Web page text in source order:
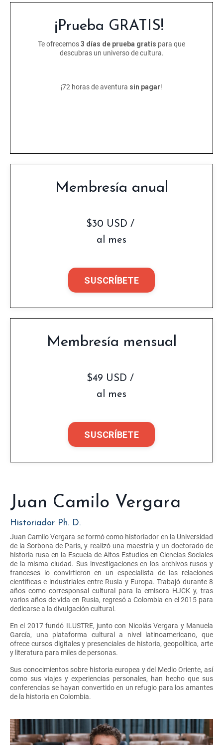
¡Prueba GRATIS!
Te ofrecemos3 días de prueba gratis para que
descubras un universo de cultura.
¡72 horas de aventura sin pagar!
Membresía anual
$30 USD /
al mes
SUSCRÍBETE
Membresía mensual
$49 USD /
al mes
SUSCRÍBETE
Juan Camilo Vergara
Historiador Ph. D.
Juan Camilo Vergara se formó como historiador en la Universidad
de la Sorbona de París, y realizó una maestría y un doctorado de
historia rusa en la Escuela de Altos Estudios en Ciencias Sociales
de la misma ciudad. Sus investigaciones en los archivos rusos y
franceses lo convirtieron en un especialista de las relaciones
científicas e industriales entre Rusia y Europa. Trabajó durante 8
años como corresponsal cultural para la emisora HJCK y, tras
varios años de vida en Rusia, regresó a Colombia en el 2015 para
dedicarse a la divulgación cultural.
En el 2017 fundó ILUSTRE, junto con Nicolás Vergara y Manuela
García, una plataforma cultural a nivel latinoamericano, que
ofrece cursos digitales y presenciales de historia, geopolítica, arte
y literatura para miles de personas.
Sus conocimientos sobre historia europea y del Medio Oriente, así
como sus viajes y experiencias personales, han hecho que sus
conferencias se hayan convertido en un refugio para los amantes
de la historia en Colombia.